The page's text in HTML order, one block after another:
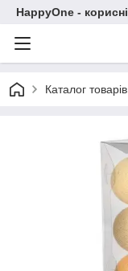
HappyOne -
Каталог товарів